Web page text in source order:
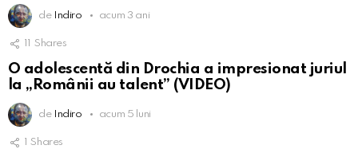
de Indiro acum 3 ani
11 Shares
O adolescentă din Drochia a impresionat juriul
la „Românii au talent” (VIDEO)
de Indiro acum 5 luni
1 Shares